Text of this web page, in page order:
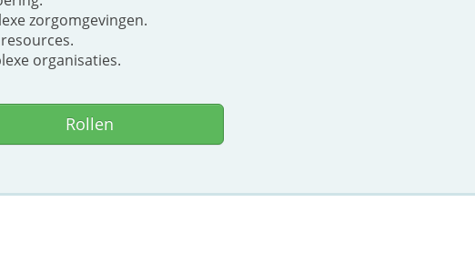
zorgomgevingen.
organisaties.
Rollen